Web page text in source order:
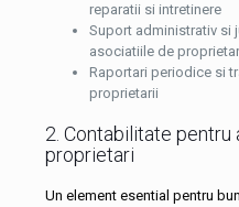
reparatii si intretinere
Suport administrativ si
asociatiile de
Raportari periodice si
proprietarii
2. Contabilitate
proprietari
Un element esential pentru